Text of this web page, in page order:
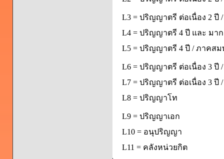
L3 = ปริญญาตรี ต่อเนื่อง 2 ปี
L4 = ปริญญาตรี 4 ปี และ มา
L5 = ปริญญาตรี 4 ปี / ภาคส
L6 = ปริญญาตรี ต่อเนื่อง 3 ปี
L7 = ปริญญาตรี ต่อเนื่อง 3 ปี
L8 = ปริญญาโท
L9 = ปริญญาเอก
L10 = อนุปริญญา
L11 = คลังหน่วยกิต